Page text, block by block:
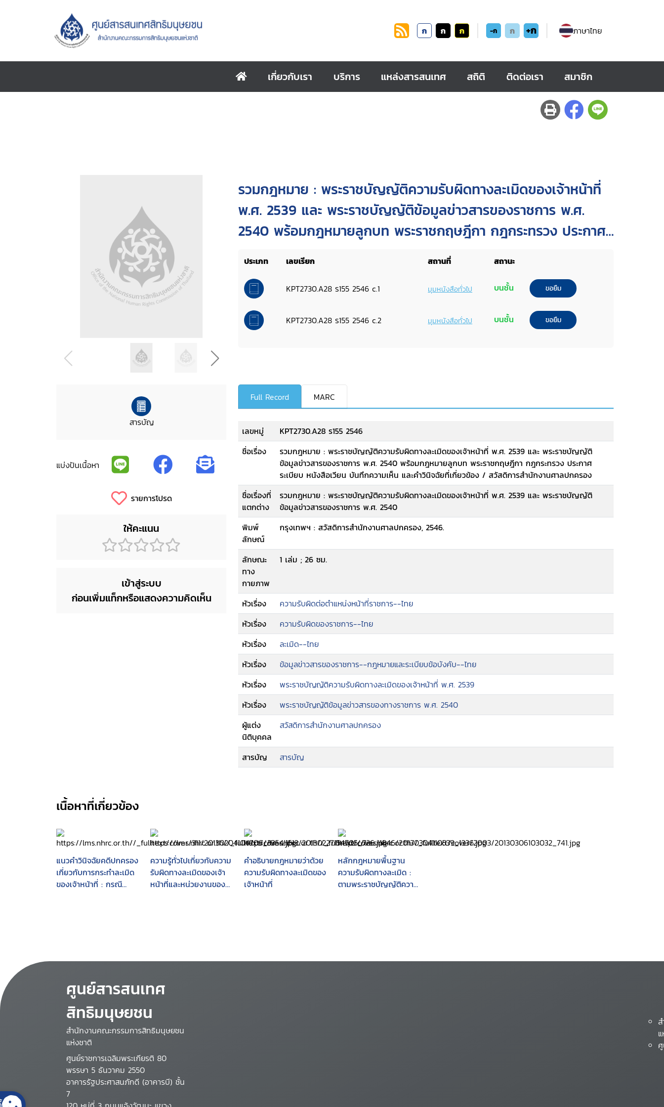
ก ก ก -ก ก +ก ภาษาไทย
เกี่ยวกับเรา บริการ แหล่งสารสนเทศ สถิติ ติดต่อเรา สมาชิก
รวมกฎหมาย : พระราชบัญญัติความรับผิดทางละเมิดของเจ้าหน้าที่
พ.ศ. 2539 และ พระราชบัญญัติข้อมูลข่าวสารของราชการ พ.ศ.
2540 พร้อมกฎหมายลูกบท พระราชกฤษฎีกา กฎกระทรวง ประกาศ
ระเบียบ หนังสือเวียน บันทึกความเห็น และคำวินิจฉัยที่เกี่ยวข้อง
ประเภท เลขเรียก สถานที่ สถานะ
KPT2730.A28 ร155 2546 c.1 มุมหนังสือทั่วไป บนชั้น ขอยืม
KPT2730.A28 ร155 2546 c.2 มุมหนังสือทั่วไป บนชั้น ขอยืม
สารบัญ
แบ่งปันเนื้อหา
รายการโปรด
ให้คะแนน
เข้าสู่ระบบ
ก่อนเพิ่มแท็กหรือแสดงความคิดเห็น
Full Record MARC
เลขหมู่
KPT2730.A28 ร155 2546
ชื่อเรื่อง
รวมกฎหมาย : พระราชบัญญัติความรับผิดทางละเมิดของเจ้าหน้าที่ พ.ศ. 2539 และ พระราชบัญญัติ
ข้อมูลข่าวสารของราชการ พ.ศ. 2540 พร้อมกฎหมายลูกบท พระราชกฤษฎีกา กฎกระทรวง ประกาศ
ระเบียบ หนังสือเวียน บันทึกความเห็น และคำวินิจฉัยที่เกี่ยวข้อง / สวัสดิการสำนักงานศาลปกครอง
ชื่อเรื่องที่
แตกต่าง
รวมกฎหมาย : พระราชบัญญัติความรับผิดทางละเมิดของเจ้าหน้าที่ พ.ศ. 2539 และ พระราชบัญญัติ
ข้อมูลข่าวสารของราชการ พ.ศ. 2540
พิมพ์
ลักษณ์
กรุงเทพฯ : สวัสดิการสำนักงานศาลปกครอง, 2546.
ลักษณะ
ทาง
กายภาพ
1 เล่ม ; 26 ซม.
หัวเรื่อง
ความรับผิดต่อตำแหน่งหน้าที่ราชการ--ไทย
หัวเรื่อง
ความรับผิดของราชการ--ไทย
หัวเรื่อง
ละเมิด--ไทย
หัวเรื่อง
ข้อมูลข่าวสารของราชการ--กฎหมายและระเบียบข้อบังคับ--ไทย
หัวเรื่อง
พระราชบัญญัติความรับผิดทางละเมิดของเจ้าหน้าที่ พ.ศ. 2539
หัวเรื่อง
พระราชบัญญัติข้อมูลข่าวสารของทางราชการ พ.ศ. 2540
ผู้แต่ง
นิติบุคคล
สวัสดิการสำนักงานศาลปกครอง
สารบัญ สารบัญ
เนื้อหาที่เกี่ยวข้อง
แนวคำวินิจฉัยคดีปกครอง
เกี่ยวกับการกระทำละเมิด
ของเจ้าหน้าที่ : กรณี
ความรู้ทั่วไปเกี่ยวกับความ
รับผิดทางละเมิดของเจ้า
หน้าที่และหน่วยงานของ
คำอธิบายกฎหมายว่าด้วย
ความรับผิดทางละเมิดของ
เจ้าหน้าที่
หลักกฎหมายพื้นฐาน
ความรับผิดทางละเมิด :
ตามพระราชบัญญัติความ
ศูนย์สารสนเทศ
สิทธิมนุษยชน
สำนักงานคณะกรรมการสิทธิมนุษยชน
แห่งชาติ
ศูนย์ราชการเฉลิมพระเกียรติ 80
พรรษา 5 ธันวาคม 2550
อาคารรัฐประศาสนภักดี (อาคารบี) ชั้น
7